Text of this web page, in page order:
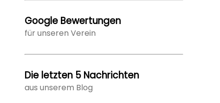
Google Bewertungen
für unseren Verein
Die letzten 5 Nachrichten
aus unserem Blog